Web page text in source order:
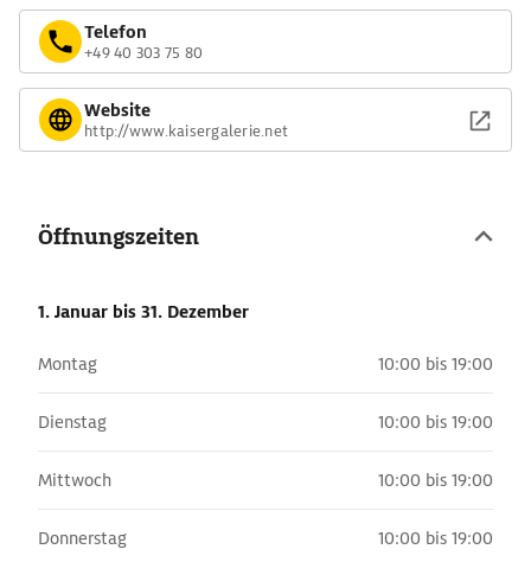
Telefon
+49 40 303 75 80
Website
http://www.kaisergalerie.net
Öffnungszeiten
1. Januar bis 31. Dezember
Montag 10:00 bis 19:00
Dienstag 10:00 bis 19:00
Mittwoch 10:00 bis 19:00
Donnerstag 10:00 bis 19:00